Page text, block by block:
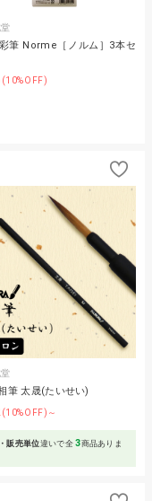
筆 Norme［ノルム］3本セ
(10%OFF)
筆 太晟(たいせい)
(10%OFF)～
販売単位違いで全3商品ありま